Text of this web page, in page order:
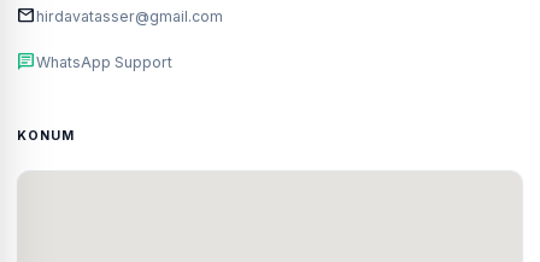
mail hirdavatasser@gmail.com
chatWhatsApp Support
KONUM